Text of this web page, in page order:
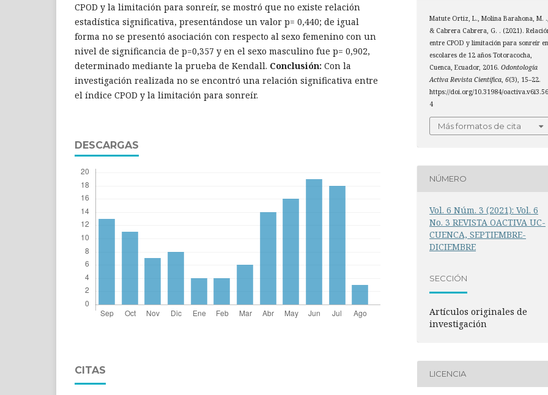
CPOD y la limitación para sonreír, se mostró que no existe relación
estadística significativa, presentándose un valor p= 0,440; de igual
forma no se presentó asociación con respecto al sexo femenino con un
nivel de significancia de p=0,357 y en el sexo masculino fue p= 0,902,
determinado mediante la prueba de Kendall. Conclusión: Con la
investigación realizada no se encontró una relación significativa entre
el índice CPOD y la limitación para sonreír.
DESCARGAS
CITAS
Matute Ortiz, L., Molina Barahona, M. .,
& Cabrera Cabrera, G. . (2021).
entre CPOD y limitación para sonreír en
escolares de 12 años Totoracocha,
Cuenca, Ecuador, 2016.Odontología
Activa Revista Científica,6(3), 15–22.
https://doi.org/10.31984/oactiva.v6i3.56
4
Más formatos de cita
NÚMERO
Vol. 6 Núm. 3 (2021): Vol. 6
No. 3 REVISTA OACTIVA UC-
CUENCA, SEPTIEMBRE-
DICIEMBRE
SECCIÓN
Artículos originales de
investigación
LICENCIA